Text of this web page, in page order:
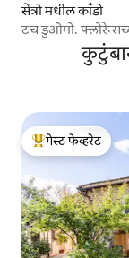
सेंत्रो मधील काँडो
टच डुओमो.
टॉप गेस्ट फेव्हरेट
गेस्ट फेव्हरेट